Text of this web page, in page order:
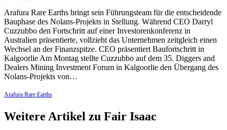
Arafura Rare Earths bringt sein Führungsteam für die entscheidende
Bauphase des Nolans-Projekts in Stellung. Während CEO Darryl
Cuzzubbo den Fortschritt auf einer Investorenkonferenz in
Australien präsentierte, vollzieht das Unternehmen zeitgleich einen
Wechsel an der Finanzspitze. CEO präsentiert Baufortschritt in
Kalgoorlie Am Montag stellte Cuzzubbo auf dem 35. Diggers and
Dealers Mining Investment Forum in Kalgoorlie den Übergang des
Nolans-Projekts von…
Arafura Rare Earths
Weitere Artikel zu Fair Isaac